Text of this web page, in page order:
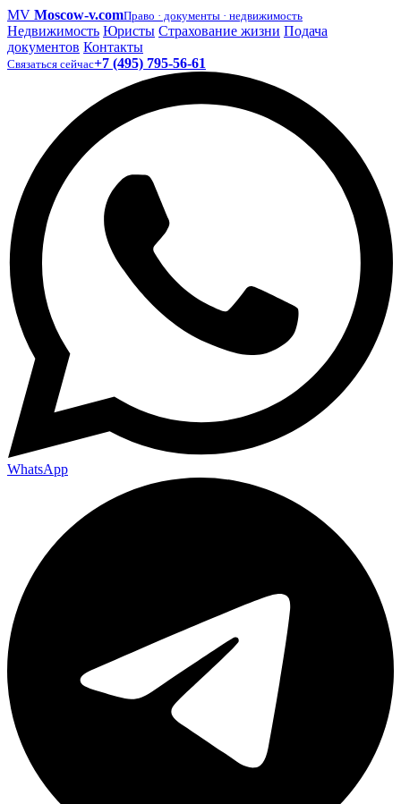
MV Moscow-v.comПраво · документы · недвижимость
Недвижимость Юристы Страхование жизни Подача
документов Контакты
Связаться сейчас+7 (495) 795-56-61
WhatsApp